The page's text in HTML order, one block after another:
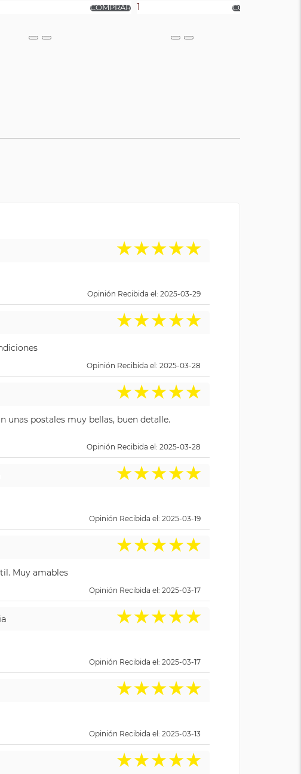
★★★★★
Opinión Recibida el: 2025-03-29
★★★★★
Opinión Recibida el: 2025-03-28
★★★★★
unas postales muy bellas, buen detalle.
Opinión Recibida el: 2025-03-28
★★★★★
Opinión Recibida el: 2025-03-19
★★★★★
Muy amables
Opinión Recibida el: 2025-03-17
★★★★★
Opinión Recibida el: 2025-03-17
★★★★★
Opinión Recibida el: 2025-03-13
★★★★★